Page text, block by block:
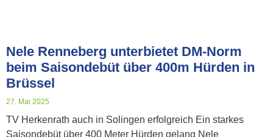
Nele Renneberg unterbietet DM-Norm
beim Saisondebüt über 400m Hürden in
Brüssel
27. Mai 2025
TV Herkenrath auch in Solingen erfolgreich Ein starkes
Saisondebüt über 400 Meter Hürden gelang Nele